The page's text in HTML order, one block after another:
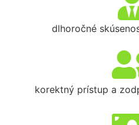
dlhoročné
korektný prístup a